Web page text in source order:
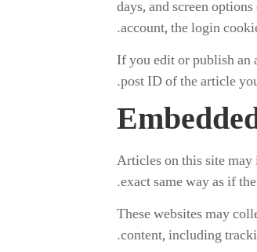
days, and screen
account, the login
If you edit or publish an
post ID of the article
Articles on this site may
exact same way as if
These websites may
content, including